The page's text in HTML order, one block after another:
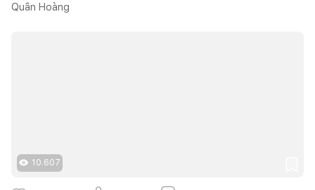
Quân Hoàng
10.607